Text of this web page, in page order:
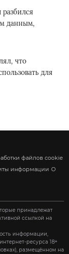
разбился
данным,
что
для
файлов cookie
информации О
принадлежат
ссылкой на
информации,
ресурса 18+
размещённом на